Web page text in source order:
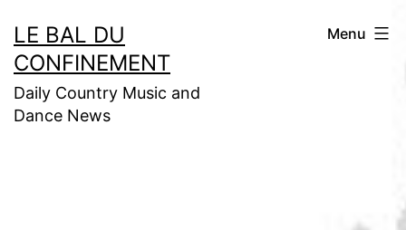
au
contenu
LE BAL DU
CONFINEMENT
Daily Country Music and
Dance News
Menu